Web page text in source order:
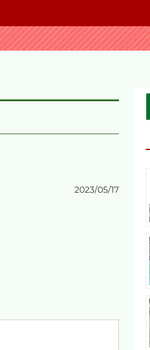
2023/05/17